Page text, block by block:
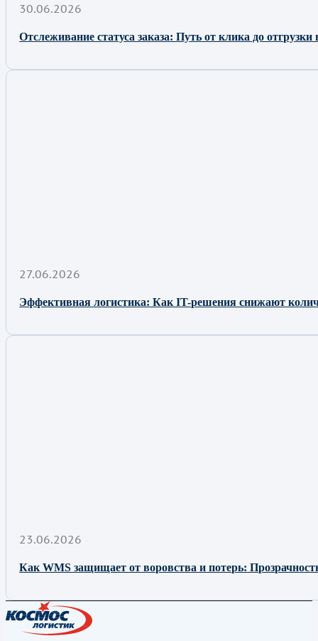
30.06.2026
Отслеживание статуса заказа: Путь от клика до
27.06.2026
Эффективная логистика: Как IT-решения снижают
23.06.2026
Как WMS защищает от воровства и потерь: